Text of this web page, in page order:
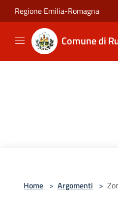
Salta al contenuto principale
Regione Emilia-Romagna
Comune di
Home > Argomenti >